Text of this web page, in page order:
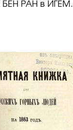
БЕН РАН в ИГЕМ.